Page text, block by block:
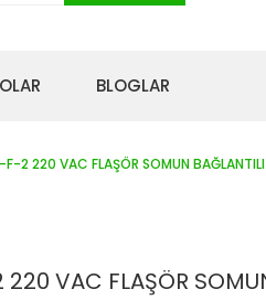
BLOGLAR
2 220 VAC FLAŞÖR SOMUN BAĞLANTILI
VAC FLAŞÖR